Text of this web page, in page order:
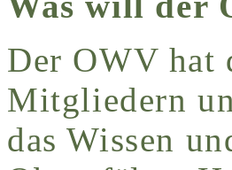
Der OWV hat
Mitgliedern
das Wissen